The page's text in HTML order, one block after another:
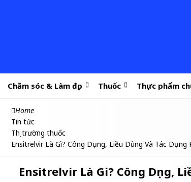
Chăm sóc & Làm đẹp Thuốc Thực phẩm
Home
Tin tức
Thị trường thuốc
Ensitrelvir Là Gì? Công Dụng, Liều Dùng Và Tác Dụng
Ensitrelvir Là Gì? Công Dụng,